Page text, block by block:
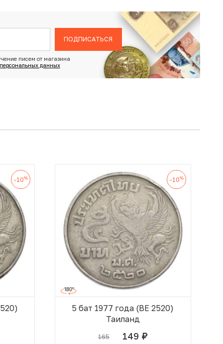
ПОДПИСАТЬСЯ
писем от магазина
данных
-10% -10%
5 бат 1977 года (BE 2520)
Таиланд
165 149 руб.